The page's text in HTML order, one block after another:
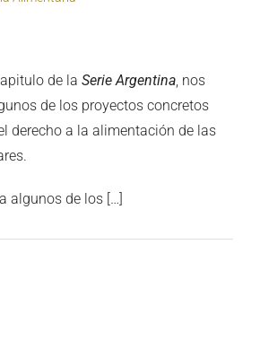
de la Serie Argentina, nos
de los proyectos concretos
derecho a la alimentación de las
algunos de los […]